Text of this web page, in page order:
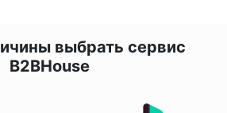
выбрать сервис
B2BHouse